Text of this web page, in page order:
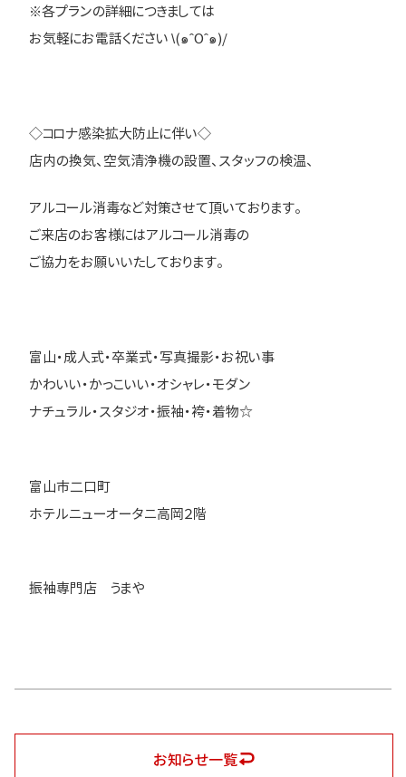
※各プランの詳細につきましては
お気軽にお電話ください \(๑ˆOˆ๑)/
◇コロナ感染拡大防止に伴い◇
店内の換気、空気清浄機の設置、スタッフの検温、
アルコール消毒など対策させて頂いております。
ご来店のお客様にはアルコール消毒の
ご協力をお願いいたしております。
富山・成人式・卒業式・写真撮影・お祝い事
かわいい・かっこいい・オシャレ・モダン
ナチュラル・スタジオ・振袖・袴・着物☆
富山市二口町
ホテルニューオータニ高岡２階
振袖専門店 うまや
お知らせ一覧